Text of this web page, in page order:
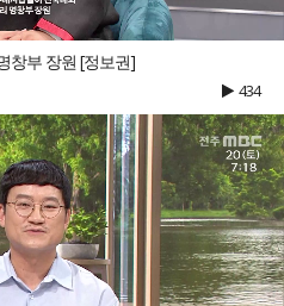
창부 장원 [정보권]
434